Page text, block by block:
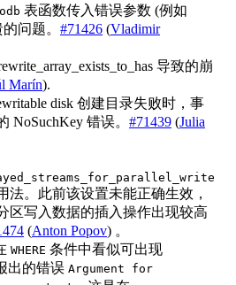
表函数传入错误参数 (例如
问题。 #71426 (Vladimir
导致的崩
Marín).
disk 创建目录失败时，事
NoSuchKey 错误。 #71439 (Julia
法。此前该设置未能正确生效，
区写入数据的插入操作出现较高
(Anton Popov) 。
WHERE 条件中看似可出现
出的错误 Argument for